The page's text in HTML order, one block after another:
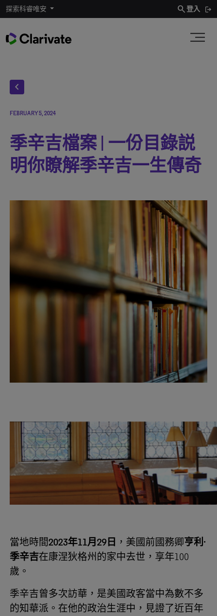
探索科睿唯安 search登入
chevron_left
FEBRUARY 5, 2024
季辛吉檔案 | 一份目錄説
明你瞭解季辛吉一生傳奇
當地時間2023年11月 29 日 ，美國前國務卿亨利·
季辛吉在康涅狄格州的家中去世，享年100
歲。
季辛吉曾多次訪華，是美國政客當中為數不多
的知華派。在他的政治生涯中，見證了近百年